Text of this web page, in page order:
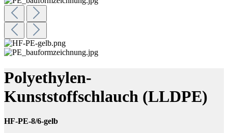
Polyethylen-
Kunststoffschlauch (LLDPE)
HF-PE-8/6-gelb